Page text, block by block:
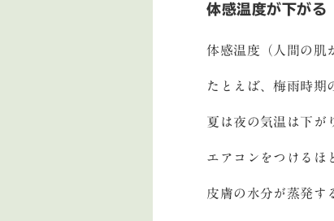
体感温度が下がる
体感温度（人間の肌
たとえば、梅雨時期
夏は夜の気温は下が
エアコンをつけるほ
皮膚の水分が蒸発す